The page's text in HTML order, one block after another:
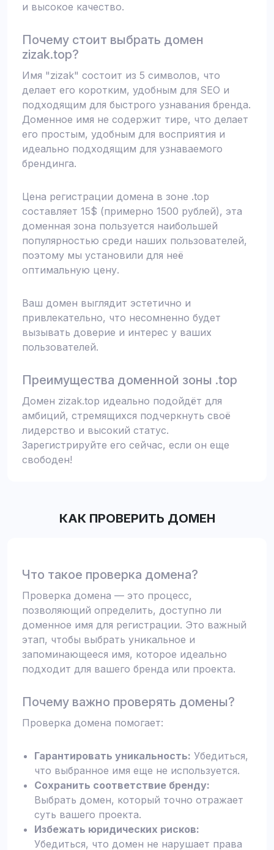
и высокое качество.
Почему стоит выбрать домен
zizak.top?
Имя "zizak" состоит из 5 символов, что
делает его коротким, удобным для SEO и
подходящим для быстрого узнавания бренда.
Доменное имя не содержит тире, что делает
его простым, удобным для восприятия и
идеально подходящим для узнаваемого
брендинга.
Цена регистрации домена в зоне .top
составляет 15$ (примерно 1500 рублей), эта
доменная зона пользуется наибольшей
популярностью среди наших пользователей,
поэтому мы установили для неё
оптимальную цену.
Ваш домен выглядит эстетично и
привлекательно, что несомненно будет
вызывать доверие и интерес у ваших
пользователей.
Преимущества доменной зоны .top
Домен zizak.top идеально подойдёт для
амбиций, стремящихся подчеркнуть своё
лидерство и высокий статус.
Зарегистрируйте его сейчас, если он еще
свободен!
КАК ПРОВЕРИТЬ ДОМЕН
Что такое проверка домена?
Проверка домена — это процесс,
позволяющий определить, доступно ли
доменное имя для регистрации. Это важный
этап, чтобы выбрать уникальное и
запоминающееся имя, которое идеально
подходит для вашего бренда или проекта.
Почему важно проверять домены?
Проверка домена помогает:
Гарантировать уникальность: Убедиться,
что выбранное имя еще не используется.
Сохранить соответствие бренду:
Выбрать домен, который точно отражает
суть вашего проекта.
Избежать юридических рисков:
Убедиться, что домен не нарушает права